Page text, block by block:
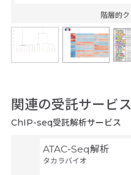
階層的
関連の受託サービ
ChIP-seq受託解析サービス
ATAC-Seq解析
タカラバイオ